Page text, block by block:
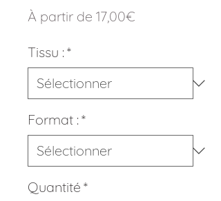
À partir de 17,00€
Tissu : *
Format : *
Quantité *